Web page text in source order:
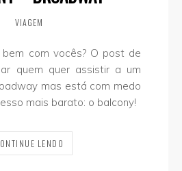
VIAGEM
bem com vocês? O post de
quem quer assistir a um
mas está com medo
mais barato: o balcony!
LENDO